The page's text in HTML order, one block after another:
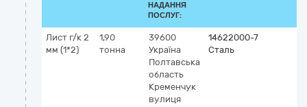
НАДАННЯ
ПОСЛУГ:
Лист г/к 2
мм (1*2)
1,90
тонна
39600
Україна
Полтавська
область
Кременчук
вулиця
14622000-7
Сталь